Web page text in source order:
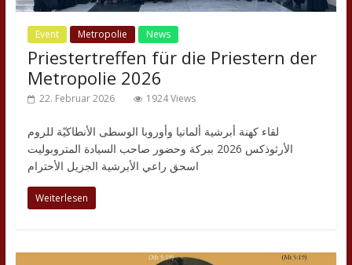
Event Metropolie News
Priestertreffen für die Priestern der
Metropolie 2026
22. Februar 2026 1924 Views
لقاء كهنة أبرشية ألمانيا وأوروبا الوسطى الأنطاكيّة للروم
الأرثوذكس 2026 ببركة وحضور صاحب السيادة المتروبوليت
اسحق راعي الأبرشية الجزيل الأحترام
Weiterlesen